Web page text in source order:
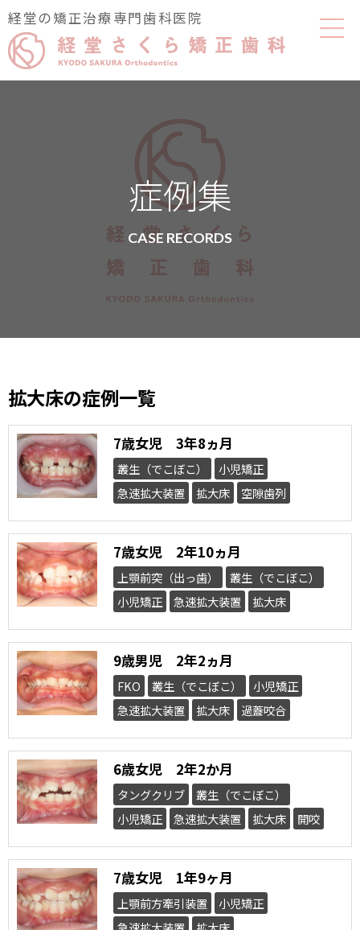
経堂の矯正治療専門歯科医院
症例集
CASE RECORDS
拡大床の症例一覧
7歳女児 3年8ヵ月
叢生（でこぼこ）
小児矯正
急速拡大装置
拡大床 空隙歯列
7歳女児 2年10ヵ月
上顎前突（出っ歯）
叢生（でこぼこ）
小児矯正
急速拡大装置 拡大床
9歳男児 2年2ヵ月
FKO 叢生（でこぼこ）
小児矯正
急速拡大装置
拡大床 過蓋咬合
6歳女児 2年2か月
タングクリブ
叢生（でこぼこ）
小児矯正
急速拡大装置 拡大床 開咬
7歳女児 1年9ヶ月
上顎前方牽引装置
小児矯正